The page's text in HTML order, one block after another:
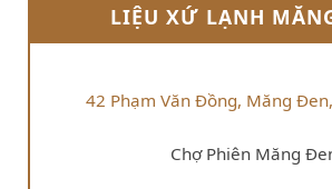
LIỆU XỨ LẠNH
42 Phạm Văn Đồng, Măng
Chợ Phiên Măng